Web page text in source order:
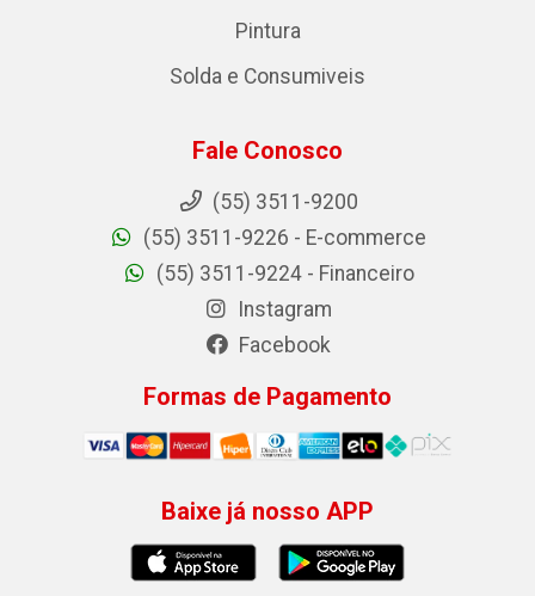
Pintura
Solda e Consumiveis
Fale Conosco
(55) 3511-9200
(55) 3511-9226 - E-commerce
(55) 3511-9224 - Financeiro
Instagram
Facebook
Formas de Pagamento
Baixe já nosso APP